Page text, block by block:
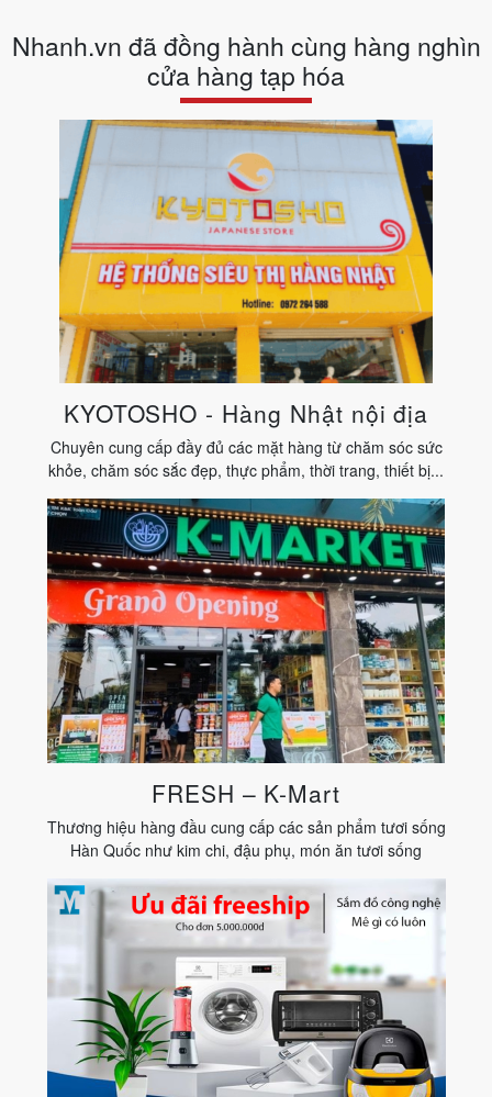
Nhanh.vn đã đồng hành cùng hàng nghìn
cửa hàng tạp hóa
KYOTOSHO - Hàng Nhật nội địa
Chuyên cung cấp đầy đủ các mặt hàng từ chăm sóc sức
khỏe, chăm sóc sắc đẹp, thực phẩm, thời trang, thiết bị...
FRESH – K-Mart
Thương hiệu hàng đầu cung cấp các sản phẩm tươi sống
Hàn Quốc như kim chi, đậu phụ, món ăn tươi sống